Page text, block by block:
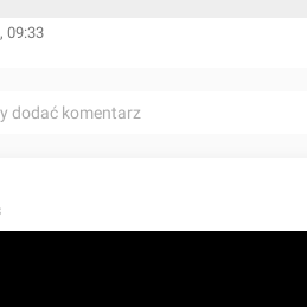
09:33
dodać komentarz